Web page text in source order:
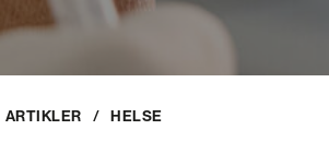
ARTIKLER / HELSE